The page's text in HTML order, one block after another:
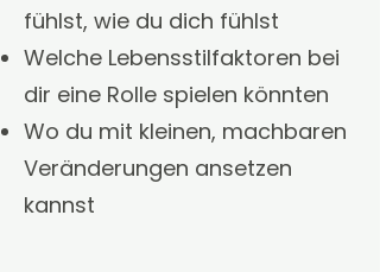
fühlst, wie du dich fühlst
Welche Lebensstilfaktoren bei
dir eine Rolle spielen könnten
Wo du mit kleinen, machbaren
Veränderungen ansetzen
kannst